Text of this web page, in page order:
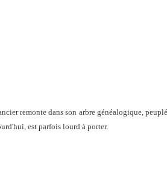
remonte dans son arbre généalogique,
est parfois lourd à porter.